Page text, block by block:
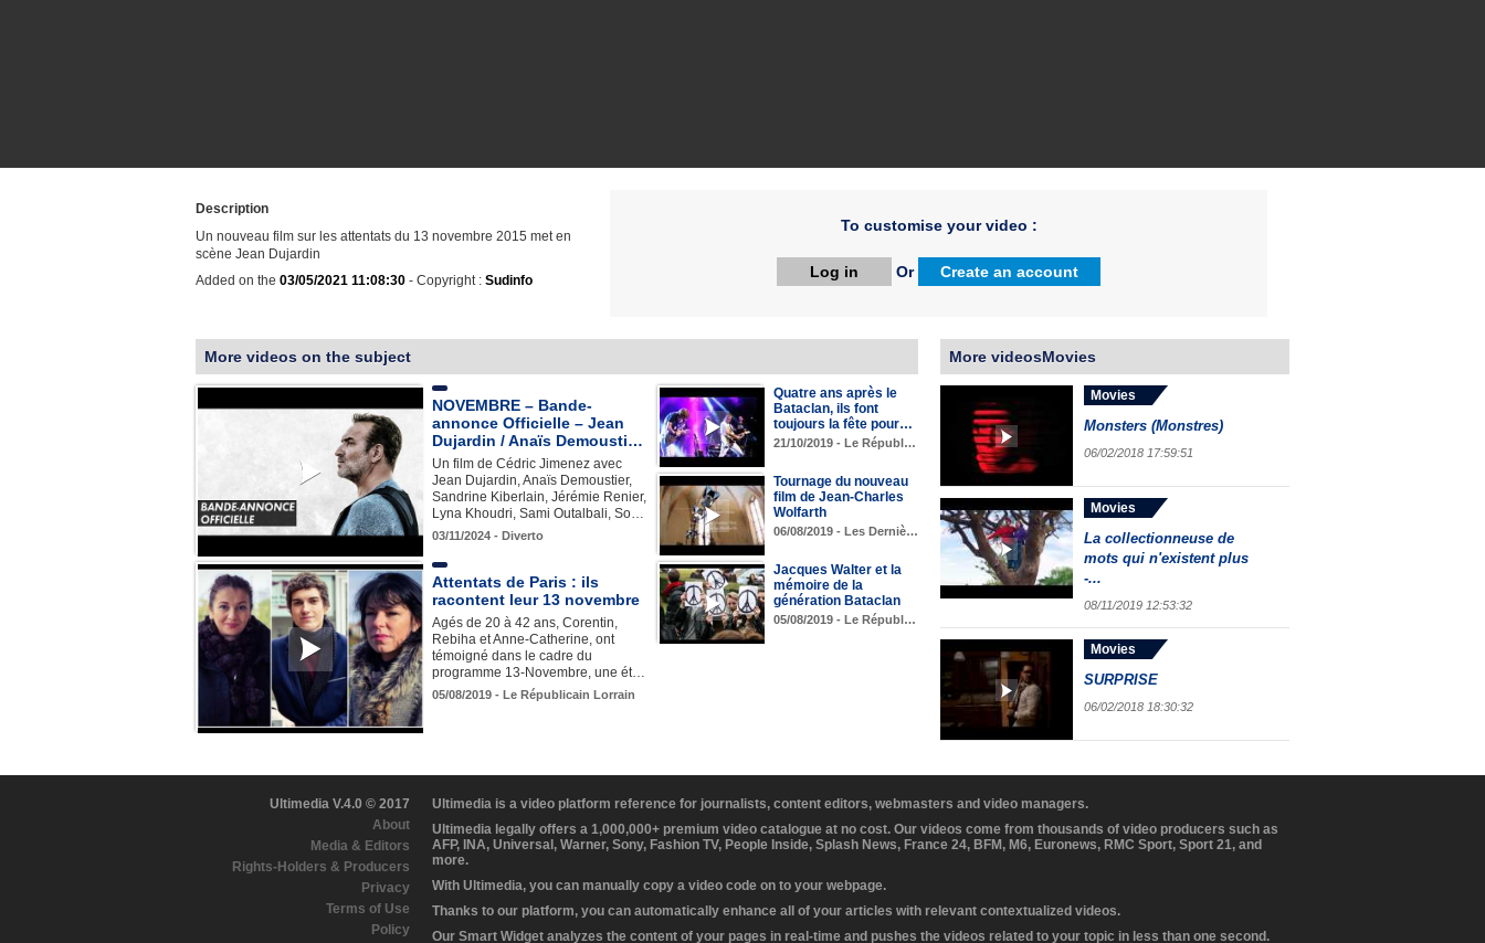
Description
Un nouveau film sur les attentats du 13 novembre 2015 met en
scène Jean Dujardin
Added on the 03/05/2021 11:08:30 - Copyright : Sudinfo
To customise your video :
Log in Or Create an account
More videos on the subject
NOVEMBRE – Bande-
annonce Officielle – Jean
Dujardin / Anaïs Demousti…
Un film de Cédric Jimenez avec
Jean Dujardin, Anaïs Demoustier,
Sandrine Kiberlain, Jérémie Renier,
Lyna Khoudri, Sami Outalbali, So…
03/11/2024 - Diverto
Quatre ans après le
Bataclan, ils font
toujours la fête pour…
21/10/2019 - Le Républ…
Tournage du nouveau
film de Jean-Charles
Wolfarth
06/08/2019 - Les Derniè…
Attentats de Paris : ils
racontent leur 13 novembre
Agés de 20 à 42 ans, Corentin,
Rebiha et Anne-Catherine, ont
témoigné dans le cadre du
programme 13-Novembre, une ét…
05/08/2019 - Le Républicain Lorrain
Jacques Walter et la
mémoire de la
génération Bataclan
05/08/2019 - Le Républ…
More videosMovies
Movies
Monsters (Monstres)
06/02/2018 17:59:51
Movies
La collectionneuse de
mots qui n'existent plus
-...
08/11/2019 12:53:32
Movies
SURPRISE
06/02/2018 18:30:32
Ultimedia V.4.0 © 2017
About
Media & Editors
Rights-Holders & Producers
Privacy
Terms of Use
Policy
Ultimedia is a video platform reference for journalists, content editors, webmasters and video managers.
Ultimedia legally offers a 1,000,000+ premium video catalogue at no cost. Our videos come from thousands of video producers such as
AFP, INA, Universal, Warner, Sony, Fashion TV, People Inside, Splash News, France 24, BFM, M6, Euronews, RMC Sport, Sport 21, and
more.
With Ultimedia, you can manually copy a video code on to your webpage.
Thanks to our platform, you can automatically enhance all of your articles with relevant contextualized videos.
Our Smart Widget analyzes the content of your pages in real-time and pushes the videos related to your topic in less than one second.